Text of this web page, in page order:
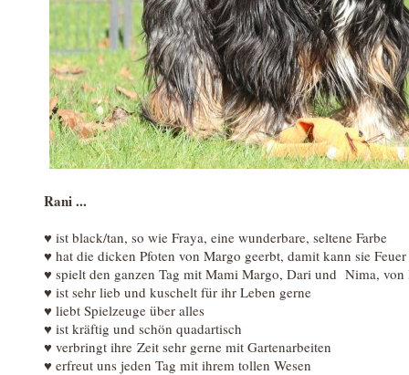
Rani ...
♥ ist black/tan, so wie Fraya, eine wunderbare, seltene Farbe
♥ hat die dicken Pfoten von Margo geerbt, damit kann sie
♥ spielt den ganzen Tag mit Mami Margo, Dari und Nima,
♥ ist sehr lieb und kuschelt für ihr Leben gerne
♥ liebt Spielzeuge über alles
♥ ist kräftig und schön quadartisch
♥ verbringt ihre Zeit sehr gerne mit Gartenarbeiten
♥ erfreut uns jeden Tag mit ihrem tollen Wesen